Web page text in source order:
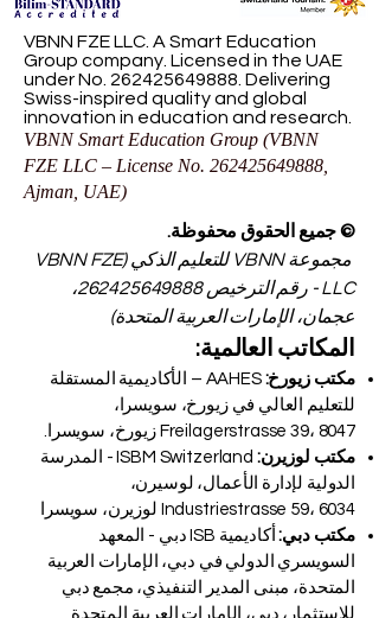
VBNN FZE LLC. A Smart Education
Group company. Licensed in the UAE
under No. 262425649888 . Delivering
Swiss-inspired quality and global
innovation in education and research.
VBNN Smart Education Group (VBNN
FZE LLC – License No. 262425649888
Ajman, UAE)
© جميع الحقوق محفوظة.
مجموعة VBNN للتعليم الذكي (VBNN FZE
LLC - رقم الترخيص
262425649888،
عجمان، الإمارات العربية المتحدة)
المكاتب العالمية:
مكتب زيورخ:
AAHES – الأكاديمية المستقلة
للتعليم العالي في زيورخ، سويسرا،
Freilagerstrasse 39، 8047 زيورخ، سويسرا.
مكتب لوزيرن:
ISBM Switzerland - المدرسة
الدولية لإدارة الأعمال، لوسيرن،
Industriestrasse 59، 6034 لوزيرن، سويسرا
مكتب دبي:
أكاديمية ISB دبي - المعهد
السويسري الدولي في دبي، الإمارات العربية
المتحدة، مبنى المدير التنفيذي، مجمع دبي
للاستثمار، دبي، الإمارات العربية المتحدة